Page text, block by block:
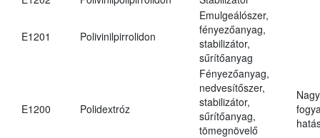
E1201 Polivinilpirrolidon
Emulgeálószer,
fényezőanyag,
stabilizátor,
sűrítőanyag
E1200 Polidextróz
Fényezőanyag,
nedvesítőszer,
stabilizátor,
sűrítőanyag,
tömegnövelő